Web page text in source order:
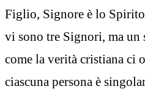
Figlio, Signore è lo
vi sono tre Signori, ma un
come la verità cristiana ci
ciascuna persona è